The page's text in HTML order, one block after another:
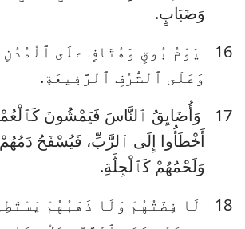
1
2
3
وَضَبَابٍ.
16
يَوْمُ بُوقٍ وَهُتَافٍ علَى
وَعَلَى ٱلشُّرُفِ ٱلرَّفِيعَةِ.
17
وَأُضَايِقُ ٱلنَّاسَ فَيَمْشُونَ
أَخْطَأُوا إِلَى ٱلرَّبِّ، فَيُسْفَحُ
وَلَحْمُهُمْ كَٱلْجِلَّةِ.
18
لَا فِضَّتُهُمْ وَلَا ذَهَبُهُمْ